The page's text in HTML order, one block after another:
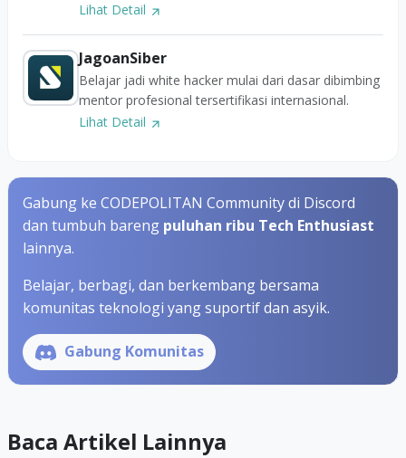
Lihat Detail
JagoanSiber
Belajar jadi white hacker mulai dari dasar dibimbing
mentor profesional tersertifikasi internasional.
Lihat Detail
Gabung ke CODEPOLITAN Community di Discord
dan tumbuh bareng puluhan ribu Tech Enthusiast
lainnya.
Belajar, berbagi, dan berkembang bersama
komunitas teknologi yang suportif dan asyik.
Gabung Komunitas
Baca Artikel Lainnya